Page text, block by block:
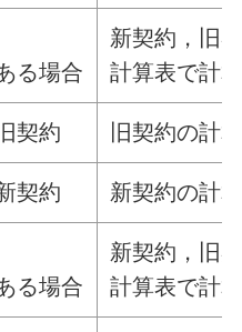
る場合
新契約，旧
計算表で計
契約 旧契約の計
契約 新契約の計
る場合
新契約，旧
計算表で計